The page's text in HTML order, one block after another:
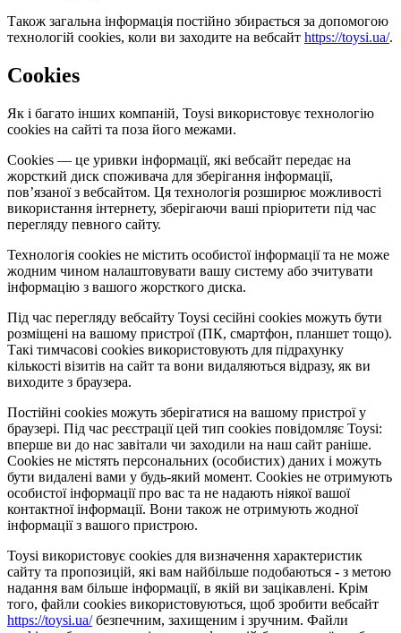
Також загальна інформація постійно збирається за допомогою
технологій cookies, коли ви заходите на вебсайт https://toysi.ua/.
Cookies
Як і багато інших компаній, Toysi використовує технологію
cookies на сайті та поза його межами.
Cookies — це уривки інформації, які вебсайт передає на
жорсткий диск споживача для зберігання інформації,
пов’язаної з вебсайтом. Ця технологія розширює можливості
використання інтернету, зберігаючи ваші пріоритети під час
перегляду певного сайту.
Технологія cookies не містить особистої інформації та не може
жодним чином налаштовувати вашу систему або зчитувати
інформацію з вашого жорсткого диска.
Під час перегляду вебсайту Toysi сесійні cookies можуть бути
розміщені на вашому пристрої (ПК, смартфон, планшет тощо).
Такі тимчасові cookies використовують для підрахунку
кількості візитів на сайт та вони видаляються відразу, як ви
виходите з браузера.
Постійні cookies можуть зберігатися на вашому пристрої у
браузері. Під час реєстрації цей тип cookies повідомляє Toysi:
вперше ви до нас завітали чи заходили на наш сайт раніше.
Cookies не містять персональних (особистих) даних і можуть
бути видалені вами у будь-який момент. Сookies не отримують
особистої інформації про вас та не надають ніякої вашої
контактної інформації. Вони також не отримують жодної
інформації з вашого пристрою.
Toysi використовує cookies для визначення характеристик
сайту та пропозицій, які вам найбільше подобаються - з метою
надання вам більше інформації, в якій ви зацікавлені. Крім
того, файли cookies використовуються, щоб зробити вебсайт
https://toysi.ua/безпечним, захищеним і зручним. Файли